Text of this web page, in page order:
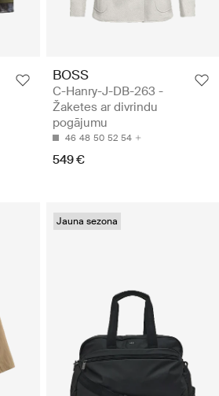
BOSS
C-Hanry-J-DB-263 -
Žaketes ar divrindu
pogājumu
46 48 50 52 54
549 €
Jauna sezona